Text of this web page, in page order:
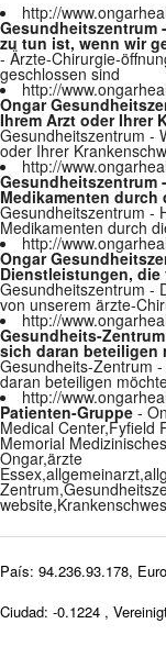
http://
Gesundheitszentrum
zu tun ist, wenn wir
- Ärzte-Chirurgie-
geschlossen sind
http://
Ongar
Ihrem Arzt oder Ihrer
Gesundheitszentrum -
oder Ihrer
http://
Gesundheitszentrum
Medikamenten durch
Gesundheitszentrum -
Medikamenten durch
http://
Ongar
Dienstleistungen, die
Gesundheitszentrum -
von unserem ärzte-
http://
Gesundheits-
sich daran beteiligen
Gesundheits-Zentrum
daran beteiligen
http://
Patienten-Gruppe -
Medical Center,Fyfield
Memorial
Ongar,ärzte
País: 94.236.93.178,
Ciudad: -0.1224 ,